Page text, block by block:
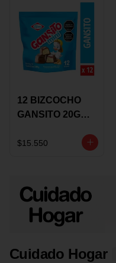
12 BIZCOCHO
GANSITO 20G
MERMELADA
$15.550
Cuidado Hogar